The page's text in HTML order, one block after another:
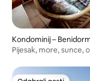
Kondominij –
Pijesak, more, sunce,